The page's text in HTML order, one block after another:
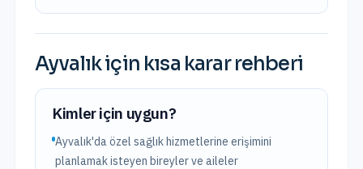
Ayvalıkiçin kısa karar rehberi
Kimler için uygun?
Ayvalık'da özel sağlık hizmetlerine erişimini
planlamak isteyen bireyler ve aileler